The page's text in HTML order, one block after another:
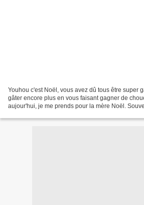
Youhou c'est Noël, vous avez dû tous être super
gâter encore plus en vous faisant gagner de
aujour'hui, je me prends pour la mère Noël.